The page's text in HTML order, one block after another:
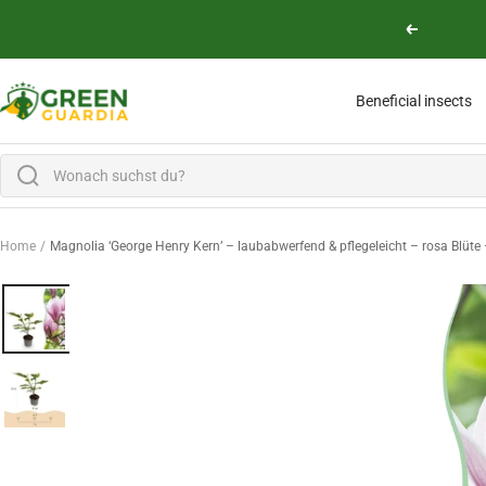
Previous
Beneficial insects
Green Guardia - Ihr Experte für Schädlinge und Pflanzen
Home Magnolia ‘George Henry Kern’ – laubabwerfend & pflegeleicht – rosa